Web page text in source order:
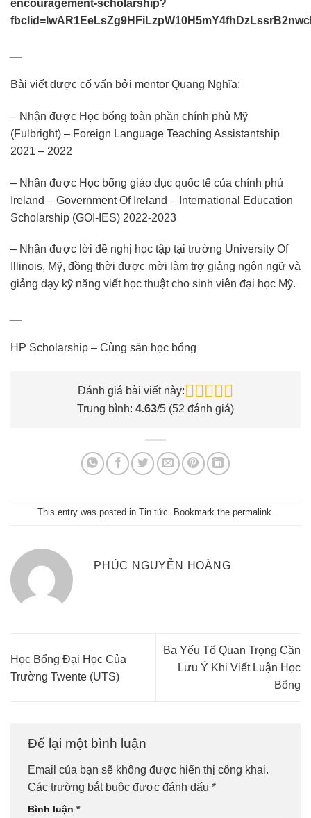
encouragement-scholarship?
Bài viết được cố vấn bởi mentor Quang Nghĩa:
– Nhận được Học bổng toàn phần chính phủ Mỹ
(Fulbright) – Foreign Language Teaching Assistantship
2021 – 2022
– Nhận được Học bổng giáo dục quốc tế của chính phủ
Ireland – Government Of Ireland – International Education
Scholarship (GOI-IES) 2022-2023
– Nhận được lời đề nghị học tập tại trường University Of
Illinois, Mỹ, đồng thời được mời làm trợ giảng ngôn ngữ và
giảng dạy kỹ năng viết học thuật cho sinh viên đại học Mỹ.
HP Scholarship – Cùng săn học bổng
Đánh giá bài viết này:
Trung bình: 4.63/5 (52 đánh giá)
This entry was posted in Tin tức. Bookmark the permalink.
PHÚC NGUYỄN HOÀNG
Học Bổng Đại Học Của
Trường Twente (UTS)
Ba Yếu Tố Quan Trọng Cần
Lưu Ý Khi Viết Luận Học
Bổng
Để lại một bình luận
Email của bạn sẽ không được hiển thị công khai.
Các trường bắt buộc được đánh dấu *
Bình luận *